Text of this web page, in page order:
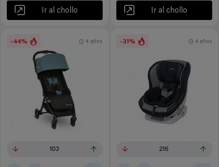
Ir al chollo Ir al chollo
-44%
103
4 años -31%
216
4 años